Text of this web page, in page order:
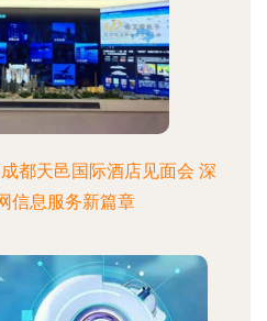
都天邑国际酒店见面会 深
信息服务新篇章